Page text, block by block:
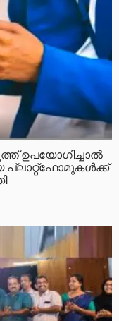
ഉപയോഗിച്ചാല്‍
പ്ലാറ്റ്‌ഫോമുകള്‍ക്ക്